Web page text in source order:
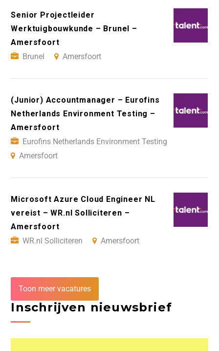
Senior Projectleider
Werktuigbouwkunde – Brunel –
Amersfoort
Brunel
Amersfoort
(Junior) Accountmanager – Eurofins
Netherlands Environment Testing –
Amersfoort
Eurofins Netherlands Environment Testing
Amersfoort
Microsoft Azure Cloud Engineer NL
vereist – WR.nl Solliciteren –
Amersfoort
WR.nl Solliciteren
Amersfoort
Toon meer vacatures
Inschrijven nieuwsbrief